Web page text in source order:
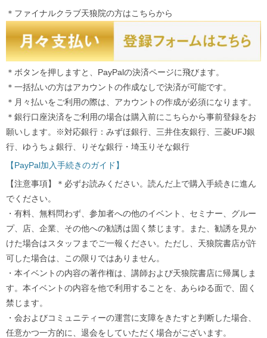
＊ファイナルクラブ天狼院の方はこちらから
＊ボタンを押しますと、PayPalの決済ページに飛びます。
＊一括払いの方はアカウントの作成なしで決済が可能です。
＊月々払いをご利用の際は、アカウントの作成が必須になります。
＊銀行口座決済をご利用の場合は購入前にこちらから事前登録をお
願いします。※対応銀行：みずほ銀行、三井住友銀行、三菱UFJ銀
行、ゆうちょ銀行、りそな銀行・埼玉りそな銀行
【PayPal加入手続きのガイド】
【注意事項】＊必ずお読みください。読んだ上で購入手続きに進ん
でください。
・有料、無料問わず、参加者への他のイベント、セミナー、グルー
プ、店、企業、その他への勧誘は固く禁じます。また、勧誘を見か
けた場合はスタッフまでご一報ください。ただし、天狼院書店が許
可した場合は、この限りではありません。
・本イベントの内容の著作権は、講師および天狼院書店に帰属しま
す。本イベントの内容を他で利用することを、あらゆる面で、固く
禁じます。
・会およびコミュニティーの運営に支障をきたすと判断した場合、
任意かつ一方的に、退会をしていただく場合がございます。